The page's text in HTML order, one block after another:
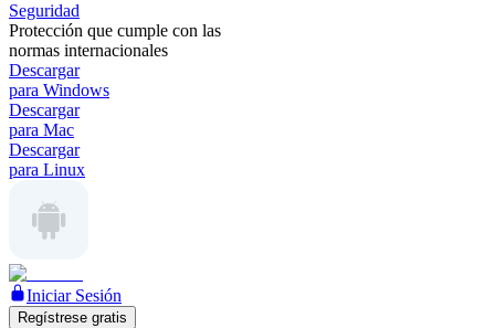
Seguridad
Protección que cumple con las
normas internacionales
Descargar
para Windows
Descargar
para Mac
Descargar
para Linux
Iniciar Sesión
Regístrese gratis